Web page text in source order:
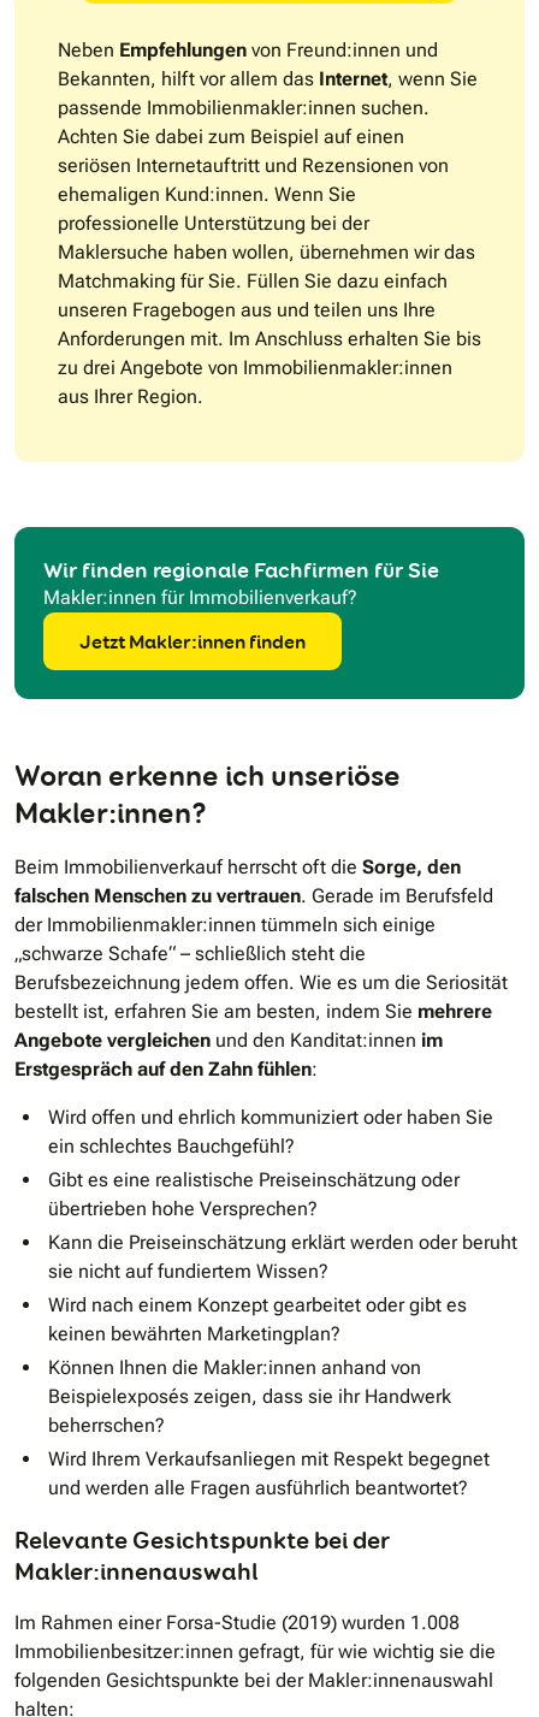
Neben Empfehlungen von Freund:innen und
Bekannten, hilft vor allem das Internet, wenn Sie
passende Immobilienmakler:innen suchen.
Achten Sie dabei zum Beispiel auf einen
seriösen Internetauftritt und Rezensionen von
ehemaligen Kund:innen. Wenn Sie
professionelle Unterstützung bei der
Maklersuche haben wollen, übernehmen wir das
Matchmaking für Sie. Füllen Sie dazu einfach
unseren Fragebogen aus und teilen uns Ihre
Anforderungen mit. Im Anschluss erhalten Sie bis
zu drei Angebote von Immobilienmakler:innen
aus Ihrer Region.
Wir finden regionale Fachfirmen für Sie
Makler:innen für Immobilienverkauf?
Jetzt Makler:innen finden
Woran erkenne ich unseriöse
Makler:innen?
Beim Immobilienverkauf herrscht oft die Sorge, den
falschen Menschen zu vertrauen. Gerade im Berufsfeld
der Immobilienmakler:innen tümmeln sich einige
„schwarze Schafe“ – schließlich steht die
Berufsbezeichnung jedem offen. Wie es um die Seriosität
bestellt ist, erfahren Sie am besten, indem Sie mehrere
Angebote vergleichen und den Kanditat:innen im
Erstgespräch auf den Zahn fühlen:
Wird offen und ehrlich kommuniziert oder haben Sie
ein schlechtes Bauchgefühl?
Gibt es eine realistische Preiseinschätzung oder
übertrieben hohe Versprechen?
Kann die Preiseinschätzung erklärt werden oder beruht
sie nicht auf fundiertem Wissen?
Wird nach einem Konzept gearbeitet oder gibt es
keinen bewährten Marketingplan?
Können Ihnen die Makler:innen anhand von
Beispielexposés zeigen, dass sie ihr Handwerk
beherrschen?
Wird Ihrem Verkaufsanliegen mit Respekt begegnet
und werden alle Fragen ausführlich beantwortet?
Relevante Gesichtspunkte bei der
Makler:innenauswahl
Im Rahmen einer Forsa-Studie (2019) wurden 1.008
Immobilienbesitzer:innen gefragt, für wie wichtig sie die
folgenden Gesichtspunkte bei der Makler:innenauswahl
halten: